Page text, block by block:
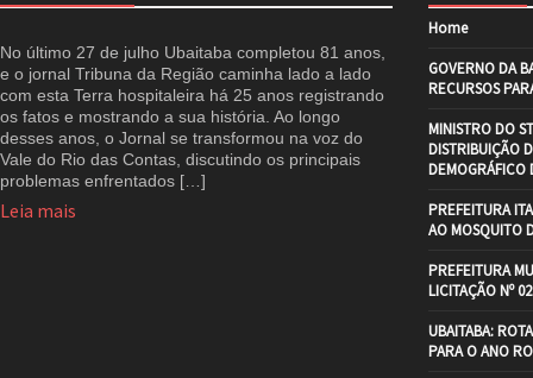
No último 27 de julho Ubaitaba completou 81 anos,
e o jornal Tribuna da Região caminha lado a lado
com esta Terra hospitaleira há 25 anos registrando
os fatos e mostrando a sua história. Ao longo
desses anos, o Jornal se transformou na voz do
Vale do Rio das Contas, discutindo os principais
problemas enfrentados […]
Leia mais
Home
GOVERNO DA
RECURSOS
MINISTRO DO
DISTRIBUIÇÃO
DEMOGRÁFICO
PREFEITURA
AO MOSQUITO
PREFEITURA
LICITAÇÃO Nº
UBAITABA:
PARA O ANO